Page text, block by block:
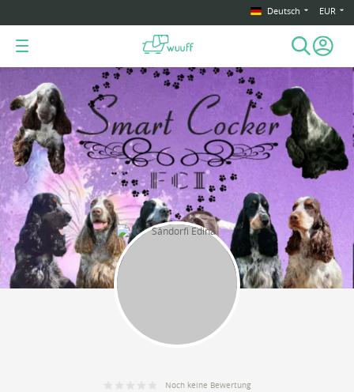
Deutsch EUR
Noch keine Bewertung